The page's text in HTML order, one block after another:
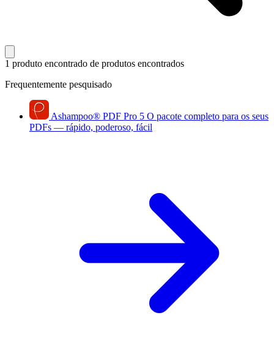
1 produto encontrado de produtos encontrados
Frequentemente pesquisado
Ashampoo® PDF Pro 5 O pacote completo para os seus
PDFs — rápido, poderoso, fácil